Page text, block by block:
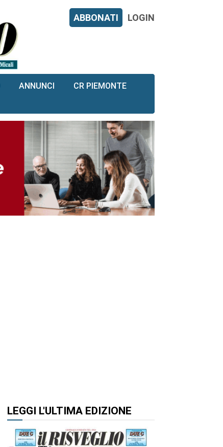
ABBONATI LOGIN
ANNUNCI CR PIEMONTE
LEGGI L'ULTIMA EDIZIONE